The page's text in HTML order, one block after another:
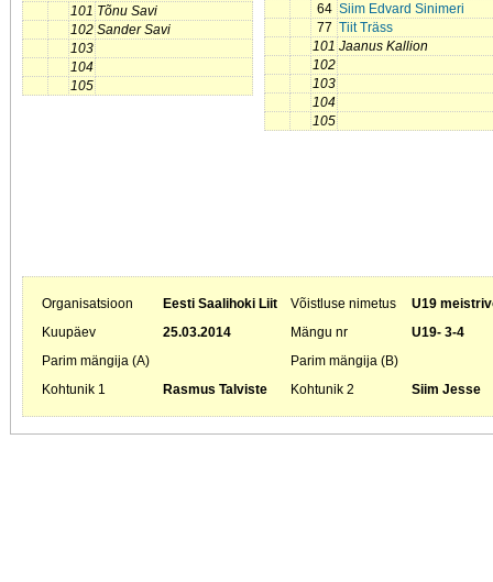
101 Tõnu Savi
102 Sander Savi
103
104
105
64 Siim Edvard Sinimeri
77 Tiit Träss
101 Jaanus Kallion
102
103
104
105
Organisatsioon Eesti Saalihoki Liit Võistluse nimetus
U19
Kuupäev
25.03.2014 Mängu nr
U19- 3-4
Parim mängija (A)
Parim mängija (B)
Kohtunik 1
Rasmus Talviste Kohtunik 2 Siim Jesse